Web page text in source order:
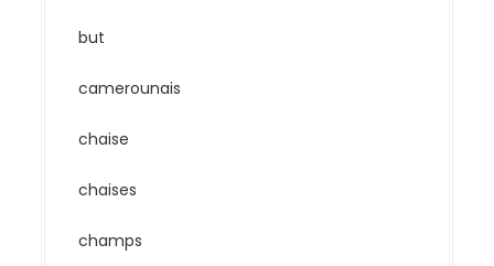
but
camerounais
chaise
chaises
champs